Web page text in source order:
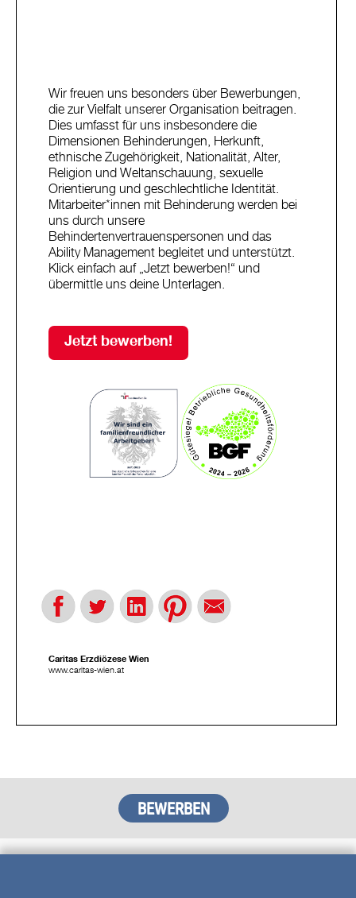
Wir freuen uns besonders über Bewerbungen,
die zur Vielfalt unserer Organisation beitragen.
Dies umfasst für uns insbesondere die
Dimensionen Behinderungen, Herkunft,
ethnische Zugehörigkeit, Nationalität, Alter,
Religion und Weltanschauung, sexuelle
Orientierung und geschlechtliche Identität.
Mitarbeiter*innen mit Behinderung werden bei
uns durch unsere
Behindertenvertrauenspersonen und das
Ability Management begleitet und unterstützt.
Klick einfach auf „Jetzt bewerben!“ und
übermittle uns deine Unterlagen.
Jetzt bewerben!
Caritas Erzdiözese Wien
www.caritas-wien.at